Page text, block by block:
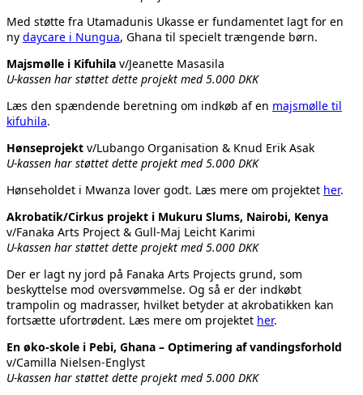
Med støtte fra Utamadunis Ukasse er fundamentet lagt for en
ny daycare i Nungua, Ghana til specielt trængende børn.
Majsmølle i Kifuhila v/Jeanette Masasila
U-kassen har støttet dette projekt med 5.000 DKK
Læs den spændende beretning om indkøb af en majsmølle til
kifuhila.
Hønseprojekt v/Lubango Organisation & Knud Erik Asak
U-kassen har støttet dette projekt med 5.000 DKK
Hønseholdet i Mwanza lover godt. Læs mere om projektet her.
Akrobatik/Cirkus projekt i Mukuru Slums, Nairobi, Kenya
v/Fanaka Arts Project & Gull-Maj Leicht Karimi
U-kassen har støttet dette projekt med 5.000 DKK
Der er lagt ny jord på Fanaka Arts Projects grund, som
beskyttelse mod oversvømmelse. Og så er der indkøbt
trampolin og madrasser, hvilket betyder at akrobatikken kan
fortsætte ufortrødent. Læs mere om projektet her.
En øko-skole i Pebi, Ghana – Optimering af vandingsforhold
v/Camilla Nielsen-Englyst
U-kassen har støttet dette projekt med 5.000 DKK